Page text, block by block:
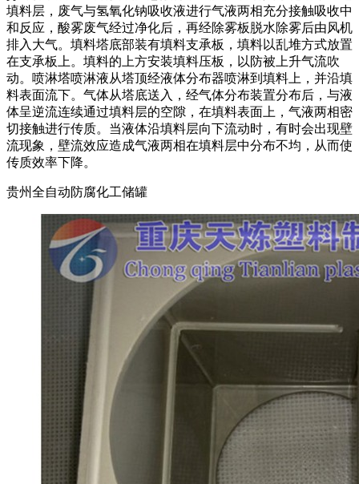
填料层，废气与氢氧化钠吸收液进行气液两相充分接触吸收中
和反应，酸雾废气经过净化后，再经除雾板脱水除雾后由风机
排入大气。填料塔底部装有填料支承板，填料以乱堆方式放置
在支承板上。填料的上方安装填料压板，以防被上升气流吹
动。喷淋塔喷淋液从塔顶经液体分布器喷淋到填料上，并沿填
料表面流下。气体从塔底送入，经气体分布装置分布后，与液
体呈逆流连续通过填料层的空隙，在填料表面上，气液两相密
切接触进行传质。当液体沿填料层向下流动时，有时会出现壁
流现象，壁流效应造成气液两相在填料层中分布不均，从而使
传质效率下降。
贵州全自动防腐化工储罐